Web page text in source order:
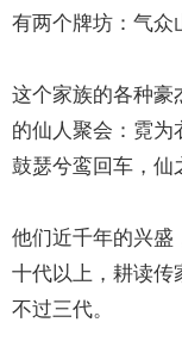
有两个牌坊：气众
这个家族的各种豪
的仙人聚会：霓为
鼓瑟兮鸾回车，仙
他们近千年的兴盛
十代以上，耕读传
不过三代。